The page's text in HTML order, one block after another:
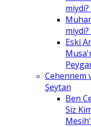
Eski
Cehennem
Şeytan
Ben
Siz